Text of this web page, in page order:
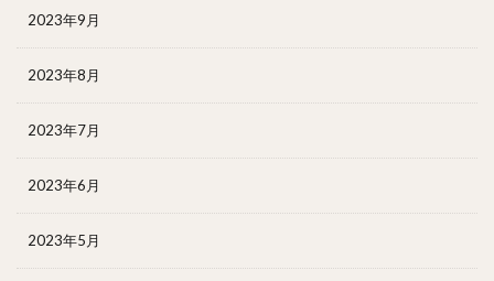
2023年9月
2023年8月
2023年7月
2023年6月
2023年5月